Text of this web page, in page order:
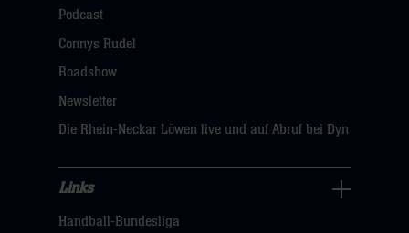
öffnen,
hier
Podcast
Connys Rudel
Roadshow
Newsletter
Die Rhein-Neckar Löwen live und auf Abruf bei Dyn
Navigation
Links
Handball-Bundesliga